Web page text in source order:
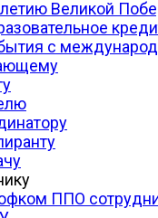
Великой
с
ППО